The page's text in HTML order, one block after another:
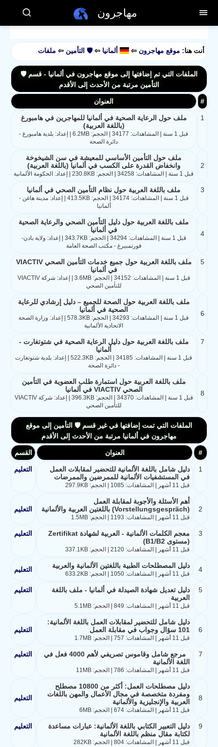
مهاجرون
أنت هنا: موقع مهاجرون ⇦ ألمانيا ⇦🛡️ التأمين ⇦ملفات
الملفات التي تم إضافتها إلى موقع مهاجرون في ألمانيا - قسم 🛡️
التأمين مرتبة من الأحدث إلى الأقدم
# العنوان
1
ملف حول الرعاية الصحية في ألمانيا للمهاجرين في هامبورغ
(باللغة العربية)
قبل 1 سنة | المشاهدات: 34177 | الحجم: 6.2MB | إعداد: بلدية هامبورغ -
دائرة الصحة
2
ملف حول التأمين الأساسي للمعيشة في سن الشيخوخة
وانخفاض القدرة على الكسب في ألمانيا (باللغة العربية)
قبل 1 سنة | المشاهدات: 34258 | الحجم: 230.8KB | إعداد: الحكومة الألمانية
3 ملف باللغة العربية حول نظام التأمين الصحي في ألمانيا
قبل 1 سنة | المشاهدات: 34174 | الحجم: 413.5KB | إعداد: مدينة هاغن -
ألمانيا
4
ملف باللغة العربية حول دليل التأمين الصحي والرعاية الصحية
في ألمانيا
قبل 1 سنة | المشاهدات: 34294 | الحجم: 343.7KB | إعداد: ولاية بادن-
فورتمبيرغ - مكتب الصحة العامة
5
ملف باللغة العربية حول جميع خدمات التأمين الصحي VIACTIV
في ألمانيا
قبل 1 سنة | المشاهدات: 34152 | الحجم: 3.6MB | إعداد: شركة VIACTIV
للتأمين الصحي
6
ملف باللغة العربية حول الصحة للجميع – دليل إرشادي للرعاية
الصحية في ألمانيا
قبل 1 سنة | المشاهدات: 34293 | الحجم: 578.3KB | إعداد: وزارة الصحة
الاتحادية الألمانية
7
ملف باللغة العربية حول دليل الرعاية الصحية في شتوتغارت -
ألمانيا
قبل 1 سنة | المشاهدات: 34185 | الحجم: 522.3KB | إعداد: بلدية شتوتغارت
- دائرة الصحة
8
ملف باللغة العربية حول استمارة طلب العضوية في التأمين
الصحي VIACTIV في ألمانيا
قبل 1 سنة | المشاهدات: 34370 | الحجم: 396.3KB | إعداد: شركة VIACTIV
للتأمين الصحي
الملفات التي تمت إضافتها في غير قسم 🛡️ التأمين إلى موقع
مهاجرون في ألمانيا مرتبة من الأحدث إلى الأقدم
# العنوان القسم
1
دليل شامل باللغة الألمانية للتحضير لمقابلات العمل
في المستشفيات الألمانية للممرضين والممرضات
قبل 11 أشهر | المشاهدات: 1085 | الحجم: 297.9KB
التعليم
2
أهم الأسئلة والأجوبة لمقابلة العمل
(Vorstellungsgespräch) باللغتين العربية والألمانية
قبل 11 أشهر | المشاهدات: 1193 | الحجم: 1.5MB
التعليم
3
معجم الكلمات الألمانية - العربية لشهادة Zertifikat
(مستوى B1/B2)
قبل 11 أشهر | المشاهدات: 2120 | الحجم: 337.1KB
التعليم
4 دليل المصطلحات الطبية باللغتين الألمانية والعربية
قبل 11 أشهر | المشاهدات: 1050 | الحجم: 633.2KB
التعليم
5
دليل تعديل شهادة الصيدلة في ألمانيا - ملف باللغة
العربية
قبل 11 أشهر | المشاهدات: 849 | الحجم: 5.1MB
التعليم
6
دليل شامل للتحضير لمقابلات العمل باللغة الألمانية:
101 سؤال وجواب في مقابلة العمل
قبل 11 أشهر | المشاهدات: 757 | الحجم: 1.7MB
التعليم
7
مرجع شامل وقاموس تصريفي لأهم 4000 فعل في
اللغة الألمانية
قبل 11 أشهر | المشاهدات: 786 | الحجم: 11MB
التعليم
8
دليل مصطلحات العمل: أكثر من 10800 مصطلح
ومفردة متخصصة في مجال الأعمال والمهن باللغات
العربية والإنجليزية والألمانية
قبل 11 أشهر | المشاهدات: 674 | الحجم: 6MB
التعليم
9
دليل التعبير الكتابي باللغة الألمانية: عبارات مساعدة
لكتابة مقال منظم باللغة الألمانية
قبل 11 أشهر | المشاهدات: 804 | الحجم: 282KB
التعليم